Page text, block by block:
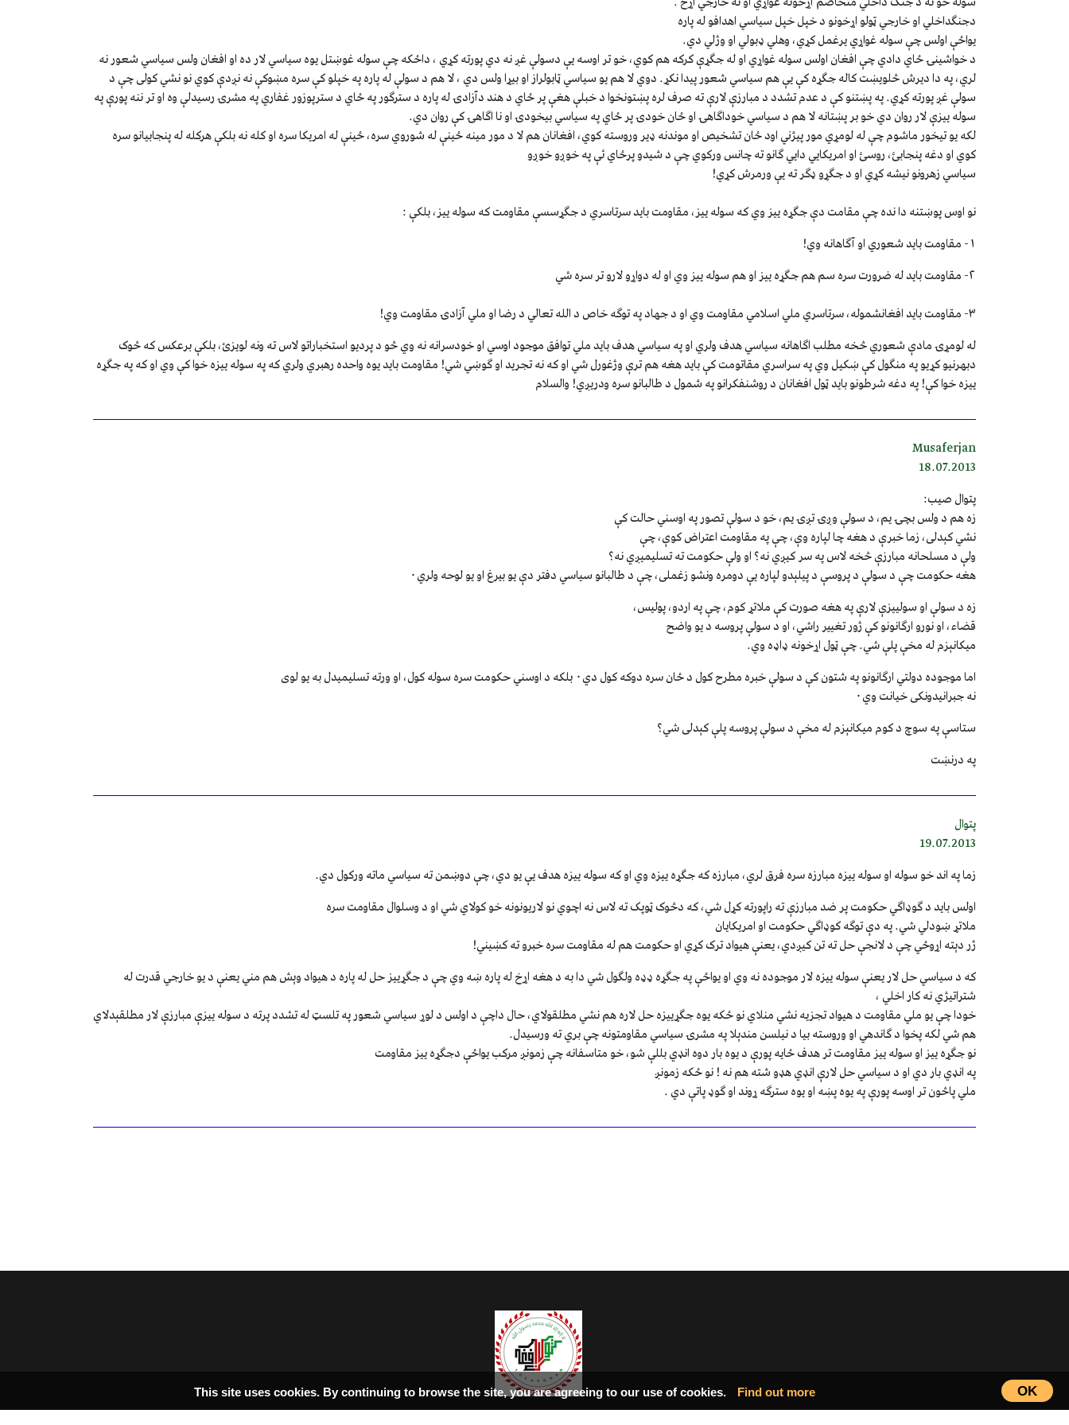
دجنګداخلي او خارجي ټولو اړخونو د خپل خپل سياسي اهدافو له پاره
يواځې اولس چې سوله غواړي يرغمل کړي، وهلي ډبولي او وژلي دي.
د خواشينۍ ځاي دادي چې افغان اولس سوله غواړي او له جګړې کرکه هم کوي، خو تر اوسه يې دسولې غږ نه دي پورته کړي ، داځکه چې سوله غوښتل يوه سياسي لار ده او افغان ولس سياسي شعور نه
لري، په دا ديرش څلويښت کاله جګړه کې يې هم سياسي شعور پيدا نکړ. دوي لا هم يو سياسي ټابولراز او بيړا ولس دي ، لا هم د سولې له پاره په خپلو کې سره مښوکې نه نږدې کوي نو نشي کولی چې د
سولې غږ پورته کړي. په پښتنو کې د عدم تشدد د مبارزې لارې ته صرف لره پښتونخوا د خبلې هغې پر ځاي د هند دآزادۍ له پاره د سترګور په ځاي د سترپوزور غفاري په مشرۍ رسيدلې وه او تر ننه پورې په
سوله ييزې لار روان دي خو بر پښتانه لا هم د سياسي خوداګاهۍ او ځان خودۍ پر ځاي په سياسي بيخودۍ او نا اګاهۍ کې روان دي.
لکه يو تيخور ماشوم چې له لومړي مور پيژني اود ځان تشخيص او موندنه ډير وروسته کوي، افغانان هم لا د مور مينه ځينې له شوروي سره، ځينې له امريکا سره او کله نه بلکې هرکله له پنجابيانو سره
کوي او دغه پنجابئ، روسئ او امريکايي دايي ګانو ته چانس ورکوي چې د شيدو پرځاي ئې په خوږو خوږو
سياسي زهرونو نيشه کړي او د جګړو ډګر ته يې ورمرش کړي!
نو اوس پوښتنه دا نده چې مقامت دې جګړه ييز وي که سوله ييز، مقاومت بايد سرتاسري د جګړسسې مقاومت که سوله ييز، بلکې :
۱- مقاومت بايد شعوري او آګاهانه وي!
۲- مقاومت بايد له ضرورت سره سم هم جګړه ييز او هم سوله ييز وي او له دواړو لارو تر سره شي
۳- مقاومت بايد افغانشموله، سرتاسري ملي اسلامي مقاومت وي او د جهاد په توګه خاص د الله تعالي د رضا او ملي آزادۍ مقاومت وي!
له لومړۍ مادې شعوري څخه مطلب اګاهانه سياسي هدف ولري او په سياسي هدف بايد ملي توافق موجود اوسي او خودسرانه نه وي څو د پرديو استخباراتو لاس ته ونه لويزئ، بلکې برعکس که څوک
دبهرنيو کړيو په منګول کې ښکيل وي په سراسري مقاتومت کې بايد هغه هم ترې وژغورل شي او که نه تجريد او ګوښي شي! مقاومت بايد يوه واحده رهبري ولري که په سوله ييزه خوا کې وي او که په جګړه
ييزه خوا کې! په دغه شرطونو بايد ټول افغانان د روشنفکرانو په شمول د طالبانو سره ودريږي! والسلام
Musaferjan
18.07.2013
پتوال صيب:
زه هم د ولس بچۍ يم، د سولې وږۍ تږۍ يم، خو د سولې تصور په اوسني حالت کې
نشي کېدلی، زما خبرې د هغه چا لپاره وې، چې په مقاومت اعتراض کوې، چې
ولې د مسلحانه مبارزې څخه لاس په سر کيږي نه؟ او ولې حکومت ته تسليميږي نه؟
هغه حکومت چې د سولې د پروسې د پيلېدو لپاره يې دومره ونشو زغملی، چې د طالبانو سياسي دفتر دې يو بيرغ او يو لوحه ولري۰
زه د سولې او سولييزې لارې په هغه صورت کې ملاتړ کوم، چې په اردو، پوليس،
قضاء، او نورو ارګانونو کې ژور تغيير راشي، او د سولې پروسه د يو واضح
ميکانېزم له مخې پلې شي. چې ټول اړخونه ډاډه وي.
اما موجوده دولتي ارګانونو په شتون کې د سولې خبره مطرح کول د ځان سره دوکه کول دي۰ بلکه د اوسني حکومت سره سوله کول، او ورته تسليميدل به يو لوی
نه جبرانيدونکی خيانت وي۰
ستاسې په سوچ د کوم ميکانېزم له مخې د سولې پروسه پلې کېدلی شي؟
په درنښت
پتوال
19.07.2013
زما په اند خو سوله او سوله ييزه مبارزه سره فرق لري، مبارزه که جګړه ييزه وي او که سوله ييزه هدف يې يو دي، چې دوښمن ته سياسي ماته ورکول دي.
اولس بايد د ګوډاګي حکومت پر ضد مبارزې ته راپورته کړل شي، که دڅوک ټوپک ته لاس نه اچوي نو لاريونونه خو کولاي شي او د وسلوال مقاومت سره
ملاتړ ښودلي شي. په دې توګه کوډاګي حکومت او امريکايان
ژر دېته اړوځي چې د لانجې حل ته تن کيږدي، يعنې هيواد ترک کړي او حکومت هم له مقاومت سره خبرو ته کښيني!
که د سياسي حل لار يعنې سوله ييزه لار موجوده نه وي او يواځې په جګړه ډډه ولګول شي دا به د هغه اړخ له پاره ښه وي چې د جګړييز حل له پاره د هيواد وېش هم مني يعنې د يو خارجي قدرت له
شتراتيژي نه کار اخلي ،
خودا چې يو ملي مقاومت د هيواد تجزيه نشي منلاي نو ځکه يوه جګړييزه حل لاره هم نشي مطلقولاي، حال داچې د اولس د لوړ سياسي شعور په تلسټ له تشدد پرته د سوله ييزې مبارزې لار مطلقېدلاي
هم شي لکه پخوا د ګاندهي او وروسته بيا د نيلسن مندېلا په مشرۍ سياسي مقاومتونه چې بري ته ورسيدل.
نو جګړه ييز او سوله ييز مقاومت تر هدف ځايه پورې د يوه بار دوه انډي بللې شو، خو متاسفانه چې زمونږ مرکب يواځې دجګړه ييز مقاومت
په انډي بار دي او د سياسي حل لارې انډي هډو شته هم نه ! نو ځکه زمونږ
ملي پاڅون تر اوسه پورې په يوه پښه او يوه سترګه ړوند او ګوډ پاتې دي .
OK
This site uses cookies. By continuing to browse the site, you are agreeing to our use of cookies. Find out more